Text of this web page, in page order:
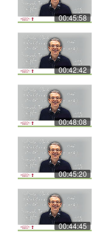
00:45:58
00:42:42
00:48:08
00:45:20
00:44:45